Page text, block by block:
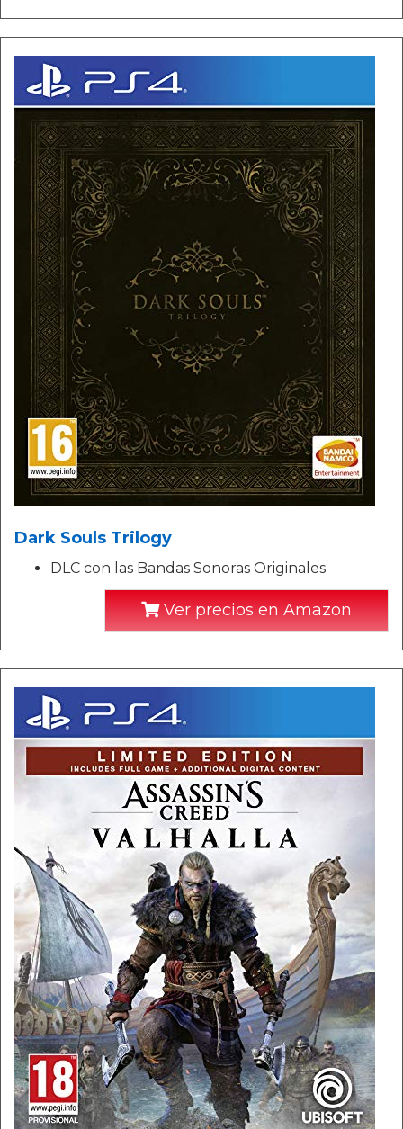
Dark Souls Trilogy
DLC con las Bandas Sonoras Originales
Ver precios en Amazon